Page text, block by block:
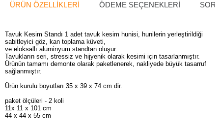
ÜRÜN ÖZELLIKLERI ÖDEME SEÇENEKLERI
Tavuk Kesim Standı 1 adet tavuk kesim hunisi, hunilerin yerleştirildiği
sabitleyici göz, kan toplama küveti,
ve eloksallı aluminyum standtan oluşur.
Tavukların seri, stressiz ve hijyenik olarak kesimi için tasarlanmıştır.
Ürünün tamamı demonte olarak paketlenerek, nakliyede büyük tasarruf
sağlanmıştır.
Ürün kurulu boyutları 35 x 39 x 74 cm dir.
paket ölçüleri - 2 koli
11x 11 x 101 cm
44 x 44 x 55 cm